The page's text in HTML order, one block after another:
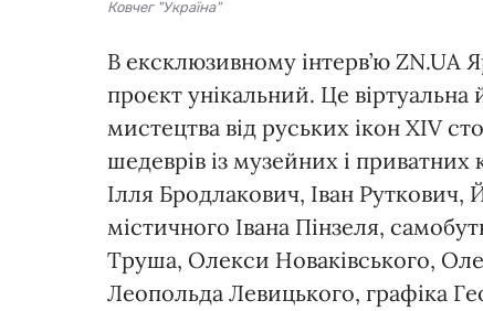
Ковчег "Україна"
В ексклюзивному інтерв’ю ZN.UA
проєкт унікальний. Це
мистецтва від руських ікон XIV
шедеврів із музейних і
Ілля Бродлакович, Іван Руткович,
містичного Івана Пінзеля,
Труша, Олекси Новаківського,
Леопольда Левицького, графіка